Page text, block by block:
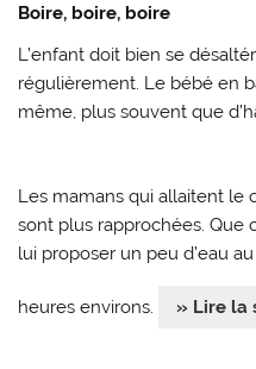
Boire, boire, boire
L’enfant doit bien se
régulièrement. Le bébé en
même, plus souvent que
Les mamans qui allaitent le
sont plus rapprochées. Que
lui proposer un peu d’eau
heures environs. » Lire la